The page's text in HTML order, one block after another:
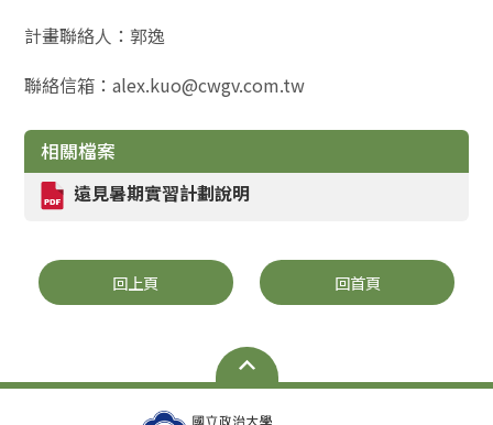
計畫聯絡人：郭逸
聯絡信箱：alex.kuo@cwgv.com.tw
相關檔案
遠見暑期實習計劃說明
回上頁 回首頁